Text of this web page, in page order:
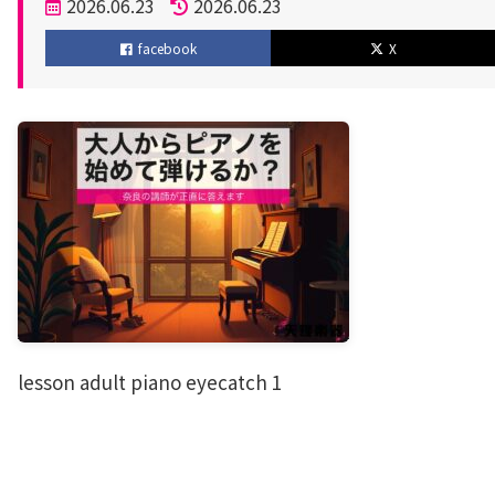
投
稿
日
2026.06.23
更
新
2026.06.23
facebook X
lesson adult piano eyecatch 1